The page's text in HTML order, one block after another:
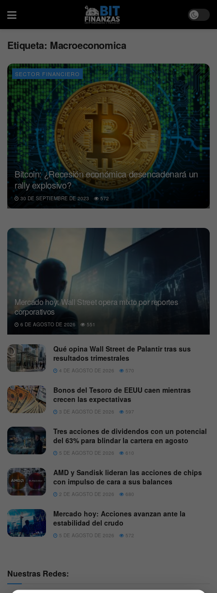
Etiqueta: Macroeconomica
SECTOR FINANCIERO
Bitcoin: ¿Recesión económica desencadenará un
rally explosivo?
30 DE SEPTIEMBRE DE 2023 572
Mercado hoy: Wall Street opera mixto por reportes
corporativos
6 DE AGOSTO DE 2026 551
Qué opina Wall Street de Palantir tras sus
resultados trimestrales
4 DE AGOSTO DE 2026 570
Bonos del Tesoro de EEUU caen mientras
crecen las expectativas
3 DE AGOSTO DE 2026 597
Tres acciones de dividendos con un potencial
del 63% para blindar la cartera en agosto
5 DE AGOSTO DE 2026 610
AMD y Sandisk lideran las acciones de chips
con impulso de cara a sus balances
2 DE AGOSTO DE 2026 680
Mercado hoy: Acciones avanzan ante la
estabilidad del crudo
5 DE AGOSTO DE 2026 572
Nuestras Redes: